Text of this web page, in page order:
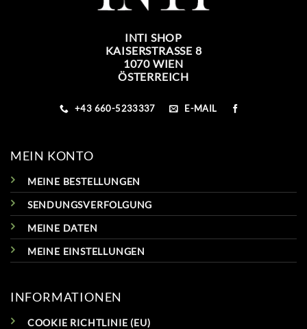
INTI SHOP
KAISERSTRASSE 8
1070 WIEN
ÖSTERREICH
+43 660-5233337 E-MAIL
MEIN KONTO
MEINE BESTELLUNGEN
SENDUNGSVERFOLGUNG
MEINE DATEN
MEINE EINSTELLUNGEN
INFORMATIONEN
COOKIE RICHTLINIE (EU)